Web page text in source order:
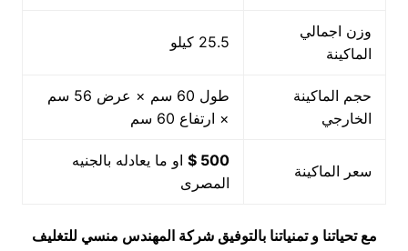
وزن اجمالي
الماكينة
25.5 كيلو
حجم الماكينة
الخارجي
طول 60 سم × عرض 56 سم
× ارتفاع 60 سم
سعر الماكينة
500 $
او ما يعادله بالجنيه
المصرى
مع تحياتنا و تمنياتنا بالتوفيق شركة المهندس منسي للتغليف